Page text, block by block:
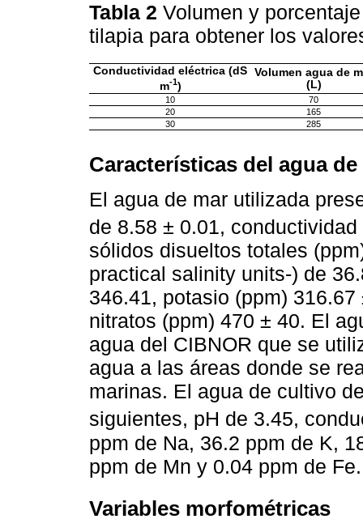
Tabla 2 Volumen y
tilapia para obtener los
Conductividad eléctrica (dS
m-1)
Volumen agua de
(L)
10
70
20
165
30
285
Características del agua de
El agua de mar utilizada
de 8.58 ± 0.01,
sólidos disueltos totales
practical salinity units-) de
346.41, potasio (ppm)
nitratos (ppm) 470 ± 40. El
agua del CIBNOR que se
agua a las áreas donde se
marinas. El agua de cultivo
siguientes, pH de 3.45,
ppm de Na, 36.2 ppm de K,
ppm de Mn y 0.04 ppm de Fe.
Variables morfométricas